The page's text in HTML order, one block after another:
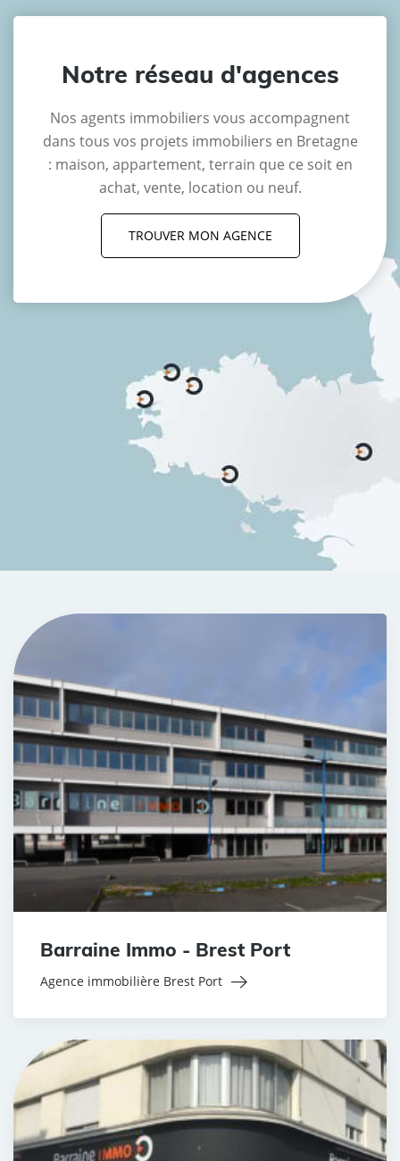
Notre réseau d'agences
Nos agents immobiliers vous accompagnent
dans tous vos projets immobiliers en Bretagne
: maison, appartement, terrain que ce soit en
achat, vente, location ou neuf.
TROUVER MON AGENCE
Barraine Immo - Brest Port
Agence immobilière Brest Port